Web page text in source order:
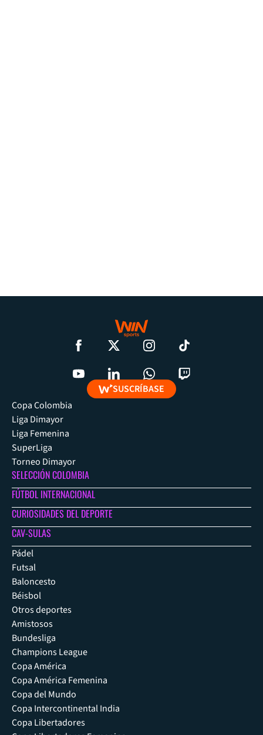
SUSCRÍBASE
Copa Colombia
Liga Dimayor
Liga Femenina
SuperLiga
Torneo Dimayor
SELECCIÓN COLOMBIA
FÚTBOL INTERNACIONAL
CURIOSIDADES DEL DEPORTE
CAV-SULAS
Pádel
Futsal
Baloncesto
Béisbol
Otros deportes
Amistosos
Bundesliga
Champions League
Copa América
Copa América Femenina
Copa del Mundo
Copa Intercontinental India
Copa Libertadores